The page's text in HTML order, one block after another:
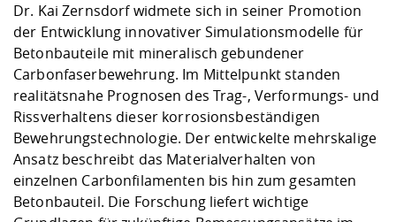
Dr. Kai Zernsdorf widmete sich in seiner Promotion
der Entwicklung innovativer Simulationsmodelle für
Betonbauteile mit mineralisch gebundener
Carbonfaserbewehrung. Im Mittelpunkt standen
realitätsnahe Prognosen des Trag-, Verformungs- und
Rissverhaltens dieser korrosionsbeständigen
Bewehrungstechnologie. Der entwickelte mehrskalige
Ansatz beschreibt das Materialverhalten von
einzelnen Carbonfilamenten bis hin zum gesamten
Betonbauteil. Die Forschung liefert wichtige